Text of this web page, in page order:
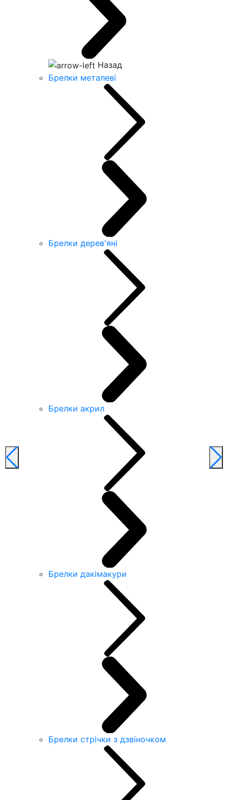
Назад
Брелки металеві
Брелки дерев'яні
Брелки акрил
Брелки дакімакури
Брелки стрічки з дзвіночком